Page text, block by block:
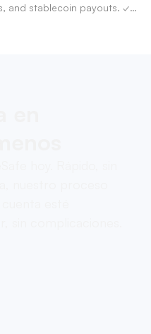
and stablecoin payouts. ✓